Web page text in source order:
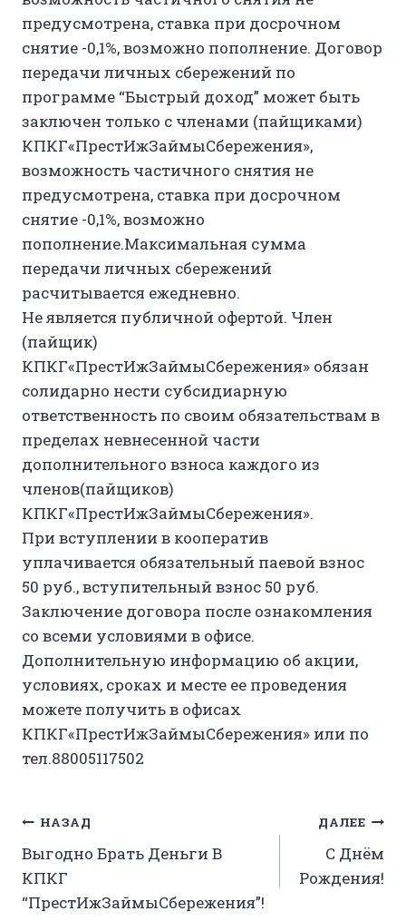
предусмотрена, ставка при досрочном
снятие -0,1%, возможно пополнение. Договор
передачи личных сбережений по
программе “Быстрый доход” может быть
заключен только с членами (пайщиками)
КПКГ«ПрестИжЗаймыСбережения»,
возможность частичного снятия не
предусмотрена, ставка при досрочном
снятие -0,1%, возможно
пополнение.Максимальная сумма
передачи личных сбережений
расчитывается ежедневно.
Не является публичной офертой. Член
(пайщик)
КПКГ«ПрестИжЗаймыСбережения» обязан
солидарно нести субсидиарную
ответственность по своим обязательствам в
пределах невнесенной части
дополнительного взноса каждого из
членов(пайщиков)
КПКГ«ПрестИжЗаймыСбережения».
При вступлении в кооператив
уплачивается обязательный паевой взнос
50 руб., вступительный взнос 50 руб.
Заключение договора после ознакомления
со всеми условиями в офисе.
Дополнительную информацию об акции,
условиях, сроках и месте ее проведения
можете получить в офисах
КПКГ«ПрестИжЗаймыСбережения» или по
тел.88005117502
Навигация
по
записям
НАЗАД
Выгодно Брать Деньги В
КПКГ
“ПрестИжЗаймыСбережения”!
ДАЛЕЕ
С Днём
Рождения!